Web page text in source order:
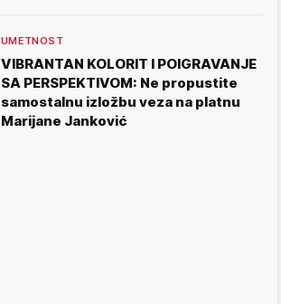
UMETNOST
VIBRANTAN KOLORIT I POIGRAVANJE
SA PERSPEKTIVOM: Ne propustite
samostalnu izložbu veza na platnu
Marijane Janković